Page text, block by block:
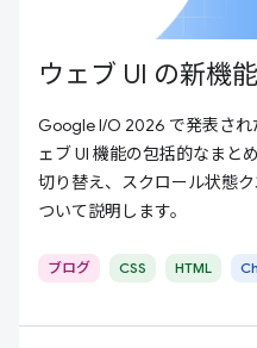
ウェブ UI の新機能
Google I/O 2026 で発表さ
ェブ UI 機能の包括的なまと
切り替え、スクロール状態
ついて説明します。
ブログ CSS HTML